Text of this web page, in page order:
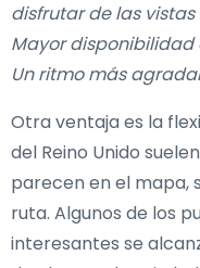
disfrutar de las
Mayor
Un ritmo más
Otra ventaja es la
del Reino Unido
parecen en el mapa,
ruta. Algunos de los
interesantes se